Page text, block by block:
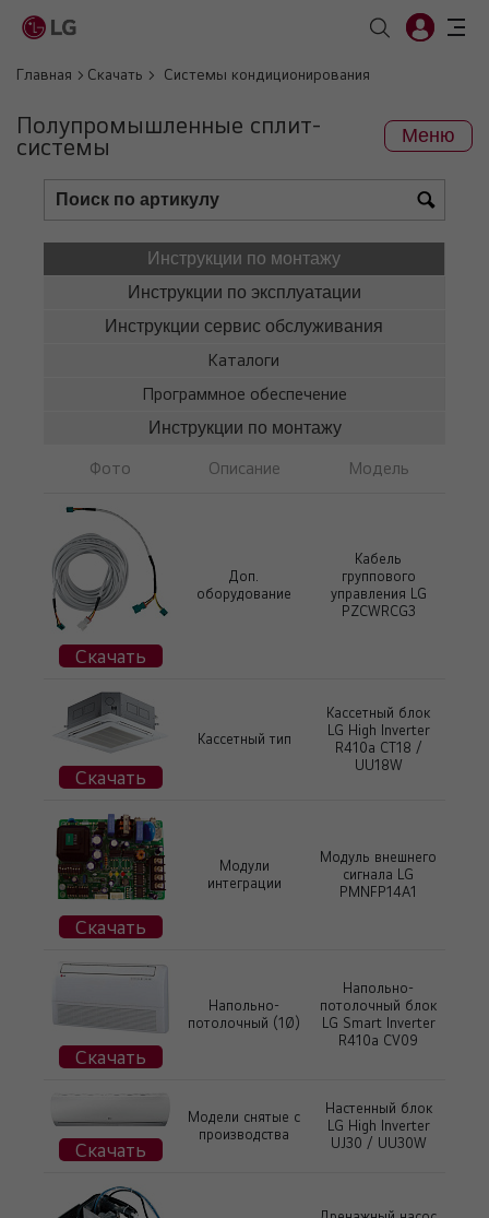
Главная Скачать Системы кондиционирования
Полупромышленные сплит-
системы Меню
Инструкции по монтажу
Инструкции по эксплуатации
Инструкции сервис обслуживания
Каталоги
Программное обеспечение
Инструкции по монтажу
Фото Описание Модель
Скачать
Доп.
оборудование
Кабель
группового
управления LG
PZCWRCG3
Скачать
Кассетный тип
Кассетный блок
LG High Inverter
R410a CT18 /
UU18W
Скачать
Модули
интеграции
Модуль внешнего
сигнала LG
PMNFP14A1
Скачать
Напольно-
потолочный (1Ø)
Напольно-
потолочный блок
LG Smart Inverter
R410a CV09
Скачать
Модели снятые с
производства
Настенный блок
LG High Inverter
UJ30 / UU30W